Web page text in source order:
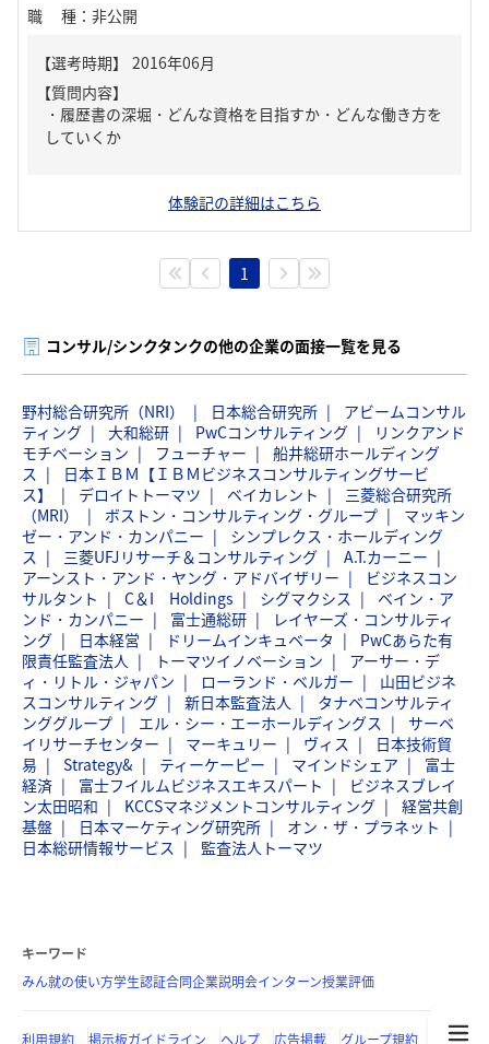
職種 ： 非公開
【質問内容】
・履歴書の深堀・どんな資格を目指すか・どんな働き方を
していくか
体験記の詳細はこちら
1
コンサル/シンクタンクの他の企業の面接一覧を見る
野村総合研究所（NRI） 日本総合研究所
アビームコンサル
ティング
大和総研 PwCコンサルティング
リンクアンド
モチベーション
フューチャー
船井総研ホールディング
ス
日本ＩＢＭ【ＩＢＭビジネスコンサルティングサービ
ス】
デロイトトーマツ ベイカレント
三菱総合研究所
（MRI）
ボストン・コンサルティング・グループ
マッキン
ゼー・アンド・カンパニー
シンプレクス・ホールディング
ス
三菱UFJリサーチ＆コンサルティング
A.T.カーニー
アーンスト・アンド・ヤング・アドバイザリー
ビジネスコン
サルタント
C＆I Holdings シグマクシス
ベイン・ア
ンド・カンパニー
富士通総研
レイヤーズ・コンサルティ
ング
日本経営 ドリームインキュベータ
PwCあらた有
限責任監査法人
トーマツイノベーション
アーサー・デ
ィ・リトル・ジャパン
ローランド・ベルガー
山田ビジネ
スコンサルティング
新日本監査法人
タナベコンサルティ
ンググループ
エル・シー・エーホールディングス
サーベ
イリサーチセンター
マーキュリー ヴィス
日本技術貿
易
Strategy& ティーケーピー マインドシェア
富士
経済
富士フイルムビジネスエキスパート
ビジネスブレイ
ン太田昭和
KCCSマネジメントコンサルティング
経営共創
基盤
日本マーケティング研究所
オン・ザ・プラネット
日本総研情報サービス
監査法人トーマツ
キーワード
みん就の使い方学生認証合同企業説明会インターン授業評価
利用規約 掲示板ガイドライン ヘルプ 広告掲載 グループ規約